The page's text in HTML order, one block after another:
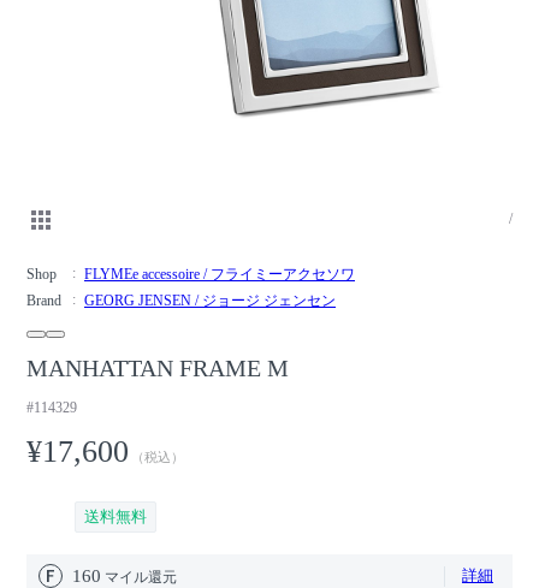
/
Shop
FLYMEe accessoire / フライミーアクセソワ
Brand
GEORG JENSEN / ジョージ ジェンセン
MANHATTAN FRAME M
#114329
¥17,600 （税込）
送料無料
160 マイル還元 詳細